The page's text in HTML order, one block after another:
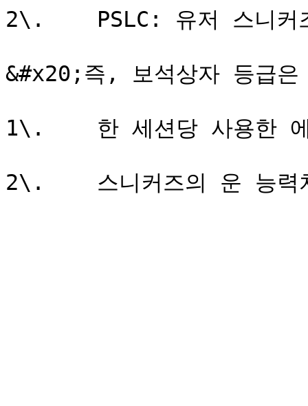
2\.    PSLC: 유저 스니커
&#x20;즉, 보석상자 등급
1\.    한 세션당 사용한